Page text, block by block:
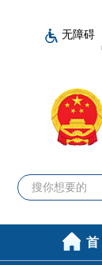
无障碍
首